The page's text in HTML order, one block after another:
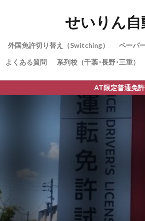
せいりん自
外国免許切り替え（Switching） ペーパ
よくある質問 系列校（千葉･長野･三重）
AT限定普通免許【地域最安】11万